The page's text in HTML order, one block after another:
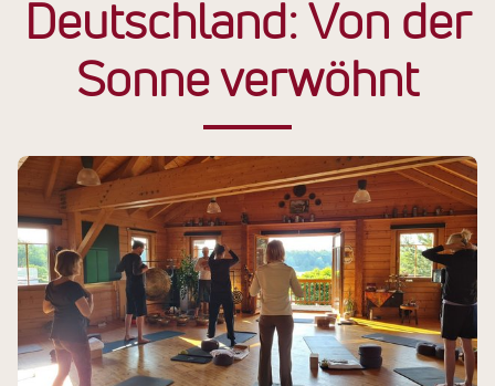
Deutschland: Von der
Sonne verwöhnt